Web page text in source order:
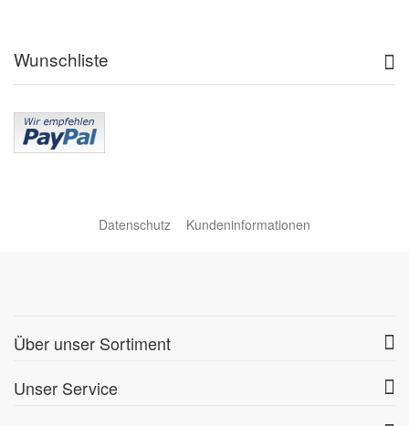
Wunschliste
Datenschutz Kundeninformationen
Über unser Sortiment
Unser Service